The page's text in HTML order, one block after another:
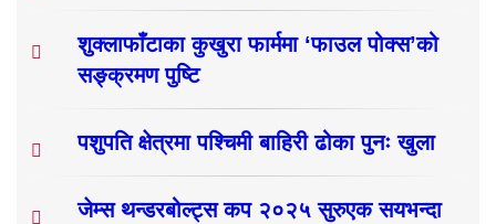
शुक्लाफाँटाका कुखुरा फार्ममा ‘फाउल पोक्स’को
सङ्क्रमण पुष्टि
पशुपति क्षेत्रमा पश्चिमी बाहिरी ढोका पुनः खुला
जेम्स थन्डरबोल्ट्स कप २०२५ सुरुएक सयभन्दा